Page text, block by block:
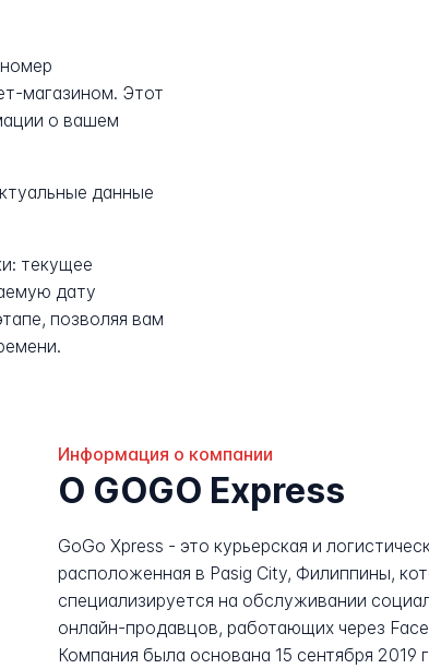
магазином. Этот
о вашем
данные
текущее
дату
позволяя вам
Информация о компании
О GOGO Express
GoGo Xpress - это курьерская и
расположенная в Pasig City, Филиппины,
специализируется на обслуживании
онлайн-продавцов, работающих через
Компания была основана 15 сентября 2019